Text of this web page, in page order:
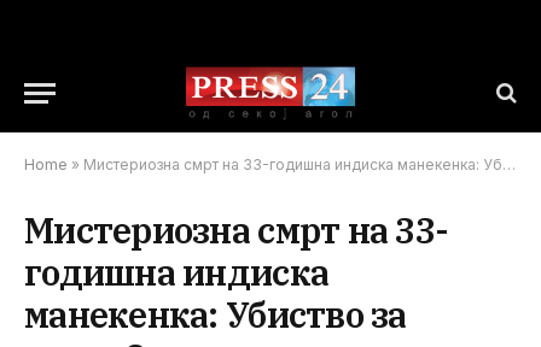
Home » Мистериозна смрт на 33-годишна индиска манекенка: Убиство за мираз?
Мистериозна смрт на 33-
годишна индиска
манекенка: Убиство за